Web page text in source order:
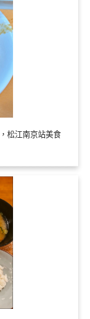
松江南京站美食